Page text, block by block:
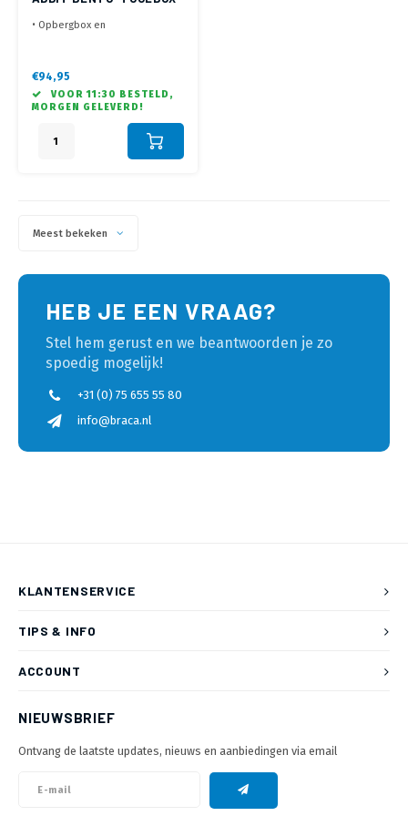
• Opbergbox en
hoeken
magnetische steunrand voor
€94,95
VOOR 11:30 BESTELD,
MORGEN GELEVERD!
Meest bekeken
HEB JE EEN VRAAG?
Stel hem gerust en we beantwoorden je zo
spoedig mogelijk!
+31 (0) 75 655 55 80
info@braca.nl
KLANTENSERVICE
TIPS & INFO
ACCOUNT
NIEUWSBRIEF
Ontvang de laatste updates, nieuws en aanbiedingen via email